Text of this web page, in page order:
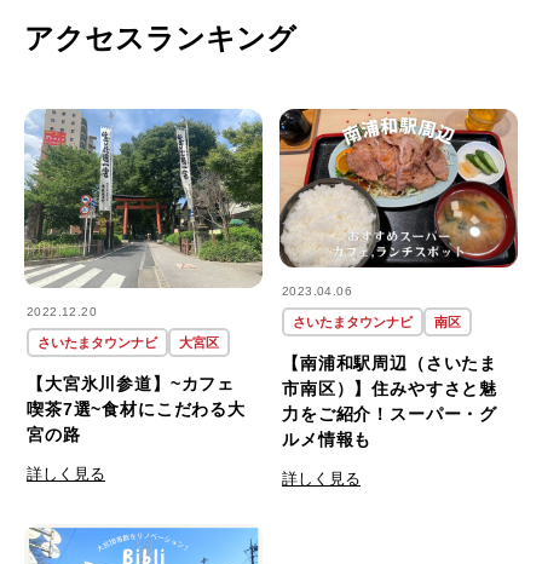
アクセスランキング
2022.12.20
さいたまタウンナビ 大宮区
【大宮氷川参道】~カフェ
喫茶7選~食材にこだわる大
宮の路
詳しく見る
2023.04.06
さいたまタウンナビ 南区
【南浦和駅周辺（さいたま
市南区）】住みやすさと魅
力をご紹介！スーパー・グ
ルメ情報も
詳しく見る